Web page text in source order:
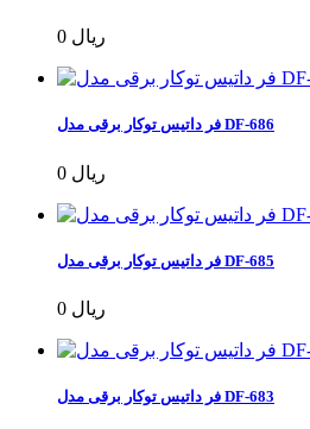
0 ریال
فر داتیس توکار برقی مدل DF-686
0 ریال
فر داتیس توکار برقی مدل DF-685
0 ریال
فر داتیس توکار برقی مدل DF-683